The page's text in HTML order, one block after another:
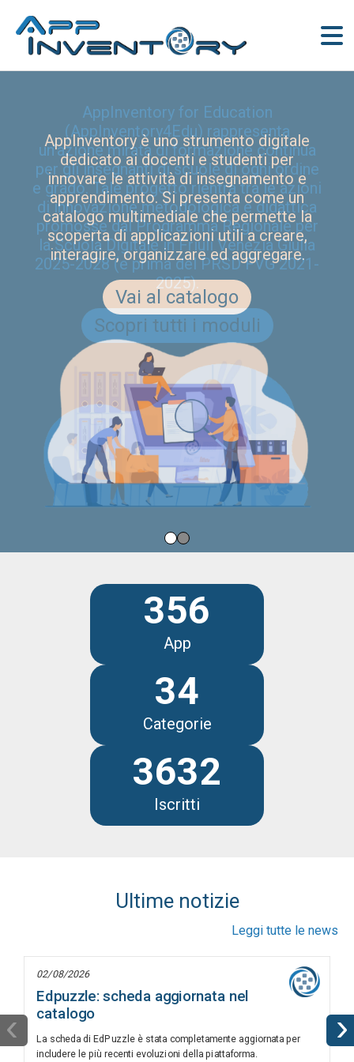
AppInventory è uno strumento digitale
dedicato ai docenti e studenti per
innovare le attività di insegnamento e
apprendimento. Si presenta come un
catalogo multimediale che permette la
scoperta di applicazioni utili a creare,
interagire, organizzare ed aggregare.
Vai al catalogo
AppInventory for Education
(AppInventory4Edu) rappresenta
un’azione mirata di formazione continua
per gli insegnanti di scuole di ogni ordine
e grado. Tale progetto rientra tra le azioni
di innovazione metodologica e didattica
promosse dal Programma Regionale per
la Scuola Digitale in Friuli Venezia Giulia
2025-2028 (e prima del PRSD FVG 2021-
2025).
Scopri tutti i moduli
356
App
34
Categorie
3632
Iscritti
Ultime notizie
Leggi tutte le news
02/08/2026
Edpuzzle: scheda aggiornata nel
catalogo
La scheda di EdPuzzle è stata completamente aggiornata per
includere le più recenti evoluzioni della piattaforma.
‹ ›